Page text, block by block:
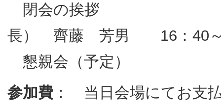
閉会の
長） 齊藤 芳男 16：40～
懇親会（予定）
参加費 ： 当日会場にてお支